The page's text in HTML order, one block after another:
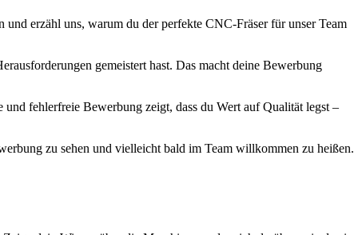
erzähl uns, warum du der perfekte CNC-Fräser für unser Team
gemeistert hast. Das macht deine Bewerbung
fehlerfreie Bewerbung zeigt, dass du Wert auf Qualität legst –
zu sehen und vielleicht bald im Team willkommen zu heißen.